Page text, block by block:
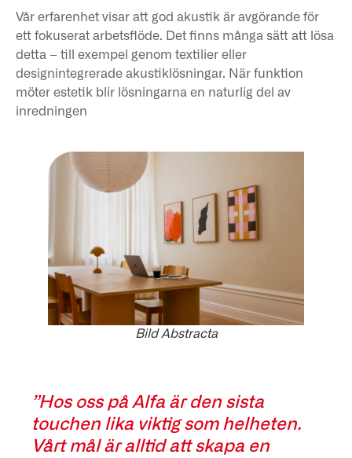
Vår erfarenhet visar att god akustik är avgörande för
ett fokuserat arbetsflöde. Det finns många sätt att lösa
detta – till exempel genom textilier eller
designintegrerade akustiklösningar. När funktion
möter estetik blir lösningarna en naturlig del av
inredningen
Bild Abstracta
”Hos oss på Alfa är den sista
touchen lika viktig som helheten.
Vårt mål är alltid att skapa en